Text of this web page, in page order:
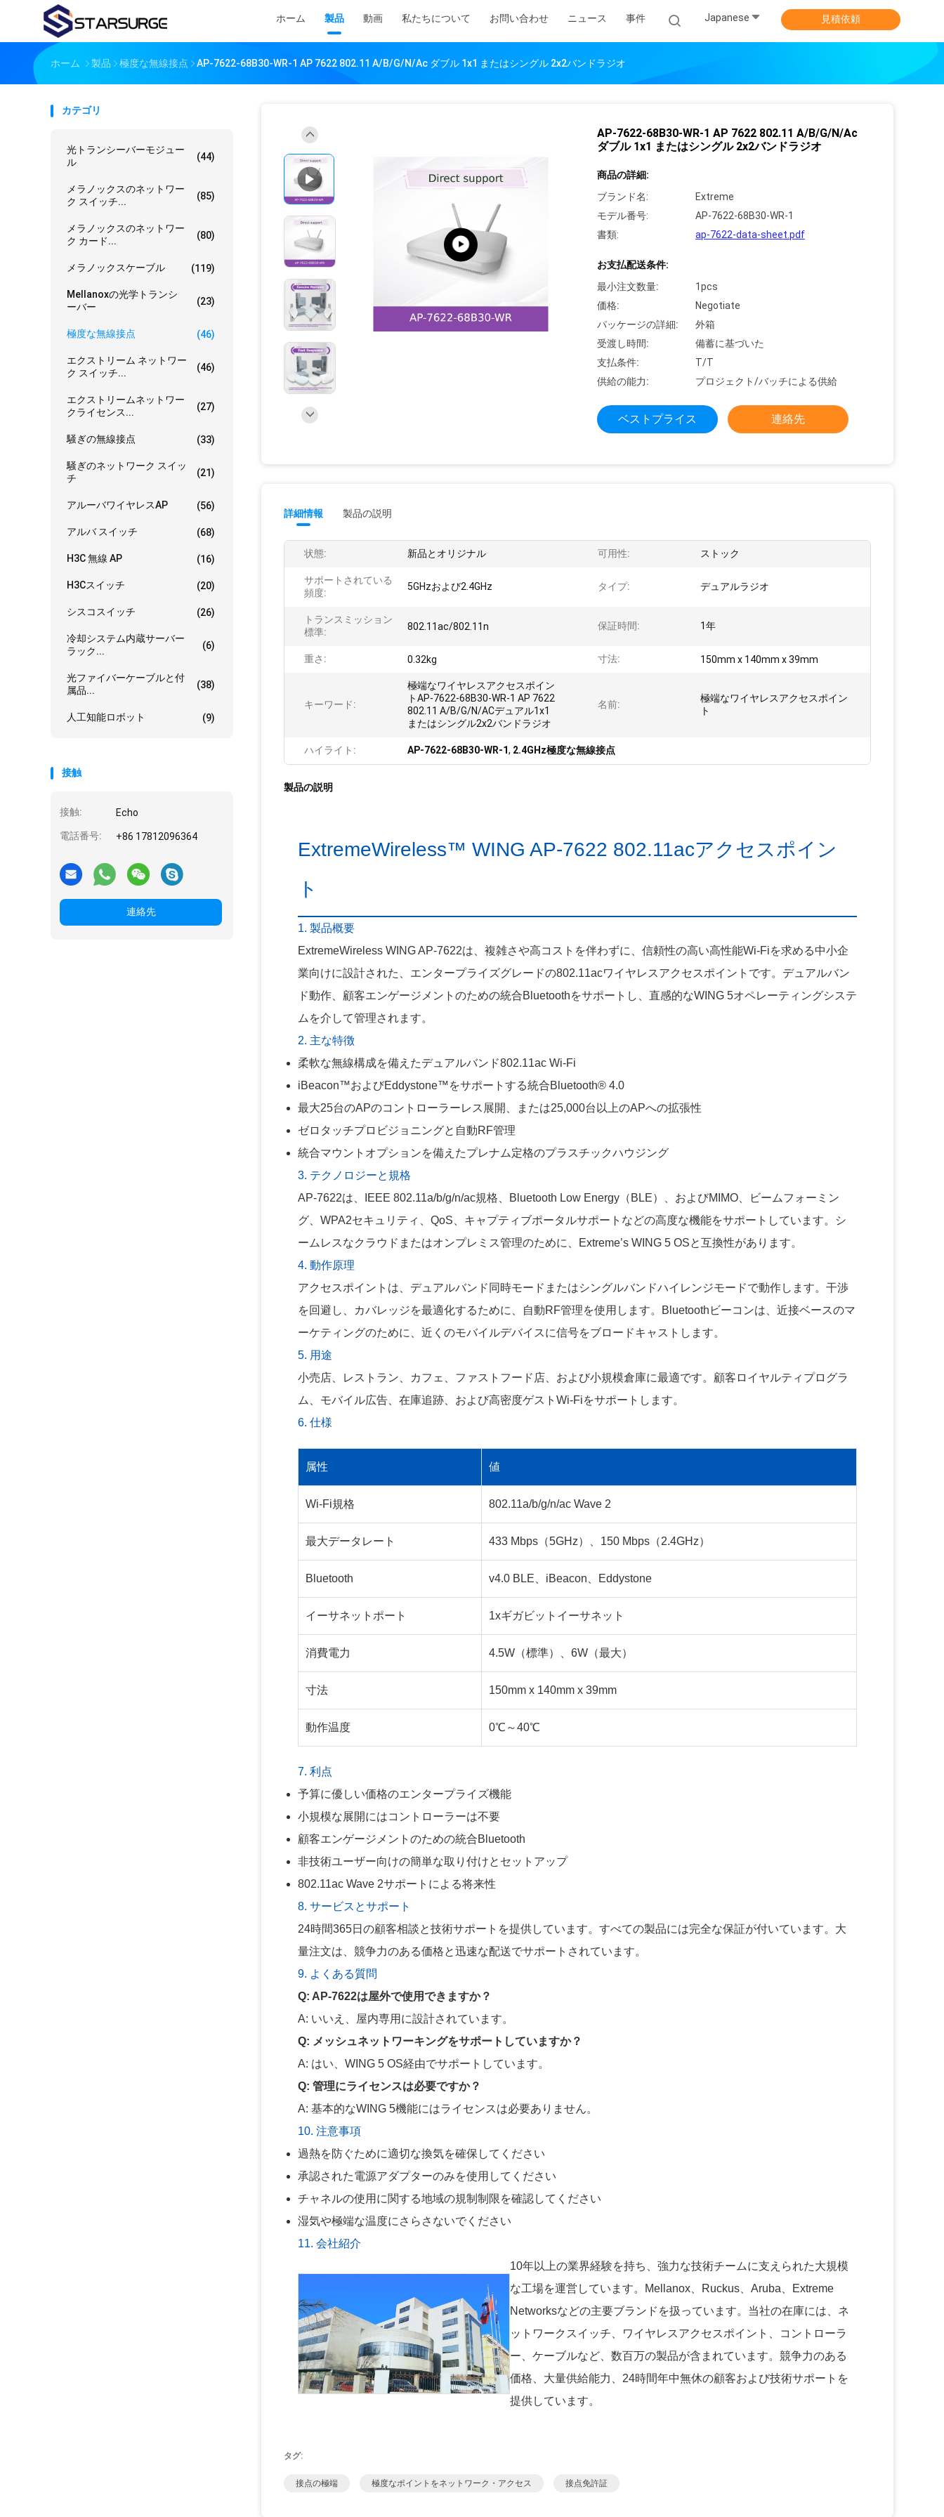
ホーム 製品 動画 私たちについて お問い合わせ ニュース 事件 Japanese 見積依頼
ホーム 製品 極度な無線接点 AP-7622-68B30-WR-1 AP 7622 802.11 A/B/G/N/Ac ダブル 1x1 またはシングル 2x2バンドラジオ
カテゴリ
光トランシーバーモジュー
ル
(44)
メラノックスのネットワー
ク スイッチ...
(85)
メラノックスのネットワー
ク カード...
(80)
メラノックスケーブル (119)
Mellanoxの光学トランシ
ーバー
(23)
極度な無線接点 (46)
エクストリーム ネットワー
ク スイッチ...
(46)
エクストリームネットワー
クライセンス...
(27)
騒ぎの無線接点 (33)
騒ぎのネットワーク スイッ
チ
(21)
アルーバワイヤレスAP (56)
アルバ スイッチ (68)
H3C 無線 AP (16)
H3Cスイッチ (20)
シスコスイッチ (26)
冷却システム内蔵サーバー
ラック...
(6)
光ファイバーケーブルと付
属品...
(38)
人工知能ロボット (9)
接触
接触: Echo
電話番号: +86 17812096364
連絡先
AP-7622-68B30-WR-1 AP 7622 802.11 A/B/G/N/Ac
ダブル 1x1 またはシングル 2x2バンドラジオ
商品の詳細:
ブランド名:
Extreme
モデル番号:
AP-7622-68B30-WR-1
書類:
ap-7622-data-sheet.pdf
お支払配送条件:
最小注文数量:
1pcs
価格:
Negotiate
パッケージの詳細:
外箱
受渡し時間:
備蓄に基づいた
支払条件:
T/T
供給の能力:
プロジェクト/バッチによる供給
ベストプライス 連絡先
詳細情報 製品の説明
状態: 新品とオリジナル 可用性: ストック
サポートされている
頻度:
5GHzおよび2.4GHz タイプ: デュアルラジオ
トランスミッション
標準:
802.11ac/802.11n 保証時間: 1年
重さ: 0.32kg 寸法: 150mm x 140mm x 39mm
キーワード:
極端なワイヤレスアクセスポイン
トAP-7622-68B30-WR-1 AP 7622
802.11 A/B/G/N/ACデュアル1x1
またはシングル2x2バンドラジオ
名前:
極端なワイヤレスアクセスポイン
ト
ハイライト: AP-7622-68B30-WR-1, 2.4GHz極度な無線接点
製品の説明
ExtremeWireless™ WING AP-7622 802.11acアクセスポイン
ト
1. 製品概要
ExtremeWireless WING AP-7622は、複雑さや高コストを伴わずに、信頼性の高い高性能Wi-Fiを求める中小企
業向けに設計された、エンタープライズグレードの802.11acワイヤレスアクセスポイントです。デュアルバン
ド動作、顧客エンゲージメントのための統合Bluetoothをサポートし、直感的なWING 5オペレーティングシステ
ムを介して管理されます。
2. 主な特徴
柔軟な無線構成を備えたデュアルバンド802.11ac Wi-Fi
iBeacon™およびEddystone™をサポートする統合Bluetooth® 4.0
最大25台のAPのコントローラーレス展開、または25,000台以上のAPへの拡張性
ゼロタッチプロビジョニングと自動RF管理
統合マウントオプションを備えたプレナム定格のプラスチックハウジング
3. テクノロジーと規格
AP-7622は、IEEE 802.11a/b/g/n/ac規格、Bluetooth Low Energy（BLE）、およびMIMO、ビームフォーミン
グ、WPA2セキュリティ、QoS、キャプティブポータルサポートなどの高度な機能をサポートしています。シ
ームレスなクラウドまたはオンプレミス管理のために、Extreme’s WING 5 OSと互換性があります。
4. 動作原理
アクセスポイントは、デュアルバンド同時モードまたはシングルバンドハイレンジモードで動作します。干渉
を回避し、カバレッジを最適化するために、自動RF管理を使用します。Bluetoothビーコンは、近接ベースのマ
ーケティングのために、近くのモバイルデバイスに信号をブロードキャストします。
5. 用途
小売店、レストラン、カフェ、ファストフード店、および小規模倉庫に最適です。顧客ロイヤルティプログラ
ム、モバイル広告、在庫追跡、および高密度ゲストWi-Fiをサポートします。
6. 仕様
属性 値
Wi-Fi規格 802.11a/b/g/n/ac Wave 2
最大データレート 433 Mbps（5GHz）、150 Mbps（2.4GHz）
Bluetooth v4.0 BLE、iBeacon、Eddystone
イーサネットポート 1xギガビットイーサネット
消費電力 4.5W（標準）、6W（最大）
寸法 150mm x 140mm x 39mm
動作温度 0℃～40℃
7. 利点
予算に優しい価格のエンタープライズ機能
小規模な展開にはコントローラーは不要
顧客エンゲージメントのための統合Bluetooth
非技術ユーザー向けの簡単な取り付けとセットアップ
802.11ac Wave 2サポートによる将来性
8. サービスとサポート
24時間365日の顧客相談と技術サポートを提供しています。すべての製品には完全な保証が付いています。大
量注文は、競争力のある価格と迅速な配送でサポートされています。
9. よくある質問
Q: AP-7622は屋外で使用できますか？
A: いいえ、屋内専用に設計されています。
Q: メッシュネットワーキングをサポートしていますか？
A: はい、WING 5 OS経由でサポートしています。
Q: 管理にライセンスは必要ですか？
A: 基本的なWING 5機能にはライセンスは必要ありません。
10. 注意事項
過熱を防ぐために適切な換気を確保してください
承認された電源アダプターのみを使用してください
チャネルの使用に関する地域の規制制限を確認してください
湿気や極端な温度にさらさないでください
11. 会社紹介
10年以上の業界経験を持ち、強力な技術チームに支えられた大規模
な工場を運営しています。Mellanox、Ruckus、Aruba、Extreme
Networksなどの主要ブランドを扱っています。当社の在庫には、ネ
ットワークスイッチ、ワイヤレスアクセスポイント、コントローラ
ー、ケーブルなど、数百万の製品が含まれています。競争力のある
価格、大量供給能力、24時間年中無休の顧客および技術サポートを
提供しています。
タグ:
接点の極端 極度なポイントをネットワーク・アクセス 接点免許証